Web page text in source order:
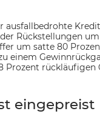
Rückstellungen
um satte 80
einem
Prozent rückläufigen
eingepreist